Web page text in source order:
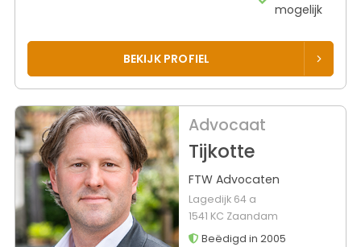
mogelijk
BEKIJK PROFIEL
Advocaat
Tijkotte
FTW Advocaten
Lagedijk 64 a
1541 KC Zaandam
Beëdigd in 2005